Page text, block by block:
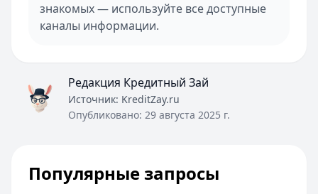
знакомых — используйте все доступные
каналы информации.
Редакция Кредитный Зай
Источник: KreditZay.ru
Опубликовано: 29 августа 2025 г.
Популярные запросы